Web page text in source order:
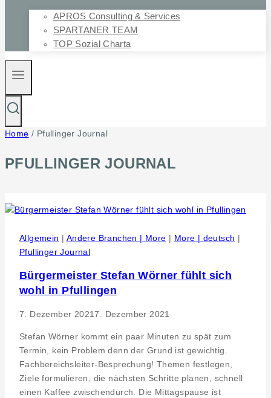
APROS Consulting & Services
SPARTANER TEAM
TOP Sozial Charta
Home / Pfullinger Journal
PFULLINGER JOURNAL
Allgemein | Andere Branchen | More | More | deutsch |
Pfullinger Journal
Bürgermeister Stefan Wörner fühlt sich
wohl in Pfullingen
7. Dezember 20217. Dezember 2021
Stefan Wörner kommt ein paar Minuten zu spät zum
Termin, kein Problem denn der Grund ist gewichtig.
Fachbereichsleiter-Besprechung! Themen festlegen,
Ziele formulieren, die nächsten Schritte planen, schnell
einen Kaffee zwischendurch. Die Mittagspause ist